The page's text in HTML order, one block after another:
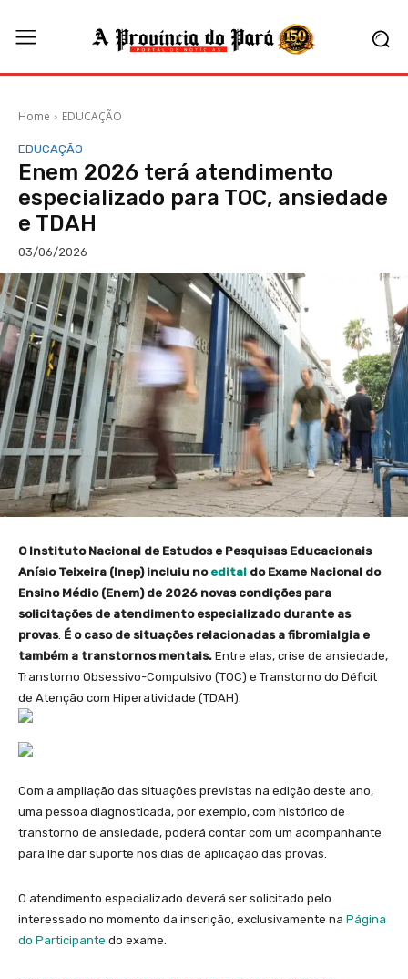
Home EDUCAÇÃO
EDUCAÇÃO
Enem 2026 terá atendimento
especializado para TOC, ansiedade
e TDAH
03/06/2026
O Instituto Nacional de Estudos e Pesquisas Educacionais
Anísio Teixeira (Inep) incluiu no edital do Exame Nacional do
Ensino Médio (Enem) de 2026 novas condições para
solicitações de atendimento especializado durante as
provas. É o caso de situações relacionadas a fibromialgia e
também a transtornos mentais. Entre elas, crise de ansiedade,
Transtorno Obsessivo-Compulsivo (TOC) e Transtorno do Déficit
de Atenção com Hiperatividade (TDAH).
Com a ampliação das situações previstas na edição deste ano,
uma pessoa diagnosticada, por exemplo, com histórico de
transtorno de ansiedade, poderá contar com um acompanhante
para lhe dar suporte nos dias de aplicação das provas.
O atendimento especializado deverá ser solicitado pelo
interessado no momento da inscrição, exclusivamente na Página
do Participante do exame.